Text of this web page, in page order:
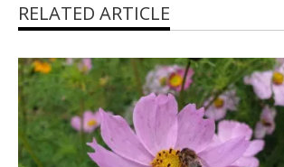
RELATED ARTICLE